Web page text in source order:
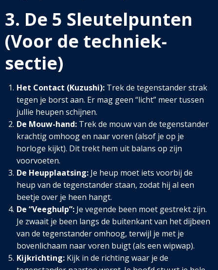
3. De 5 Sleutelpunten
(Voor de techniek-
sectie)
Het Contact (Kuzushi):Trek de tegenstander strak
tegen je borst aan. Er mag geen “licht” meer tussen
jullie heupen schijnen.
De Mouw-hand:Trek de mouw van de tegenstander
krachtig omhoog en naar voren (alsof je op je
horloge kijkt). Dit trekt hem uit balans op zijn
voorvoeten.
De Heupplaatsing:Je heup moet iets voorbij de
heup van de tegenstander staan, zodat hij al een
beetje over je heen hangt.
De “Veeghulp”:Je vegende been moet gestrekt zijn.
Je zwaait je been langs de buitenkant van het dijbeen
van de tegenstander omhoog, terwijl je met je
bovenlichaam naar voren buigt (als een wipwap).
Kijkrichting:Kijk in de richting waar je de